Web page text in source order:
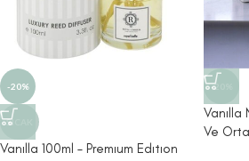
-20%
SICAK
Vanılla 100ml – Premıum Edıtıon
-20%
Vanılla
Ve